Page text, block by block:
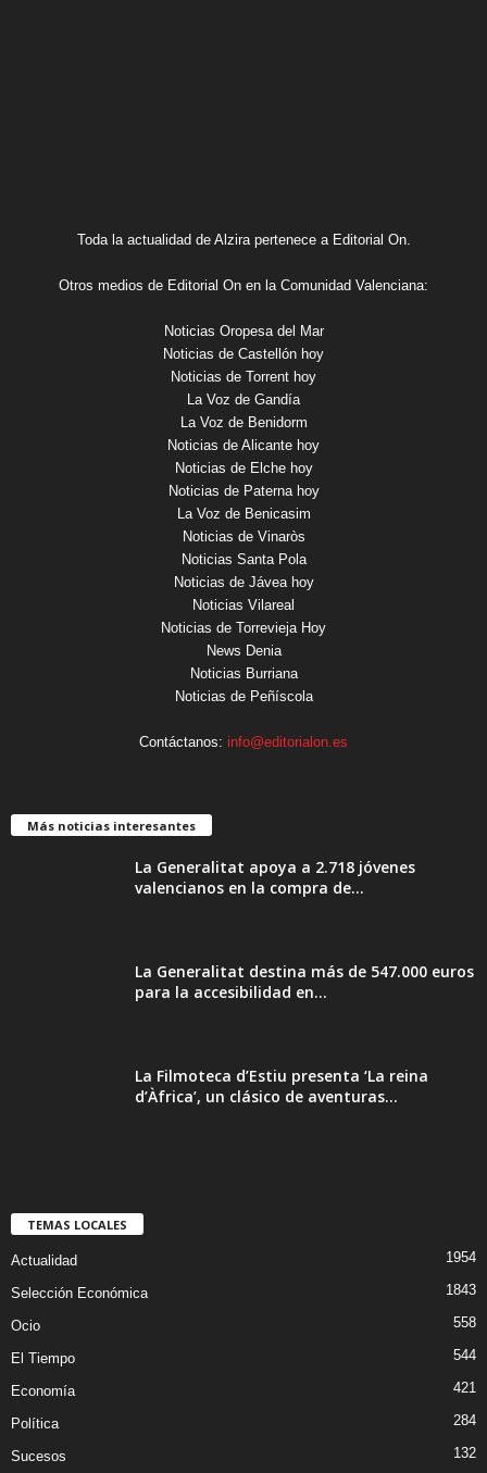
Toda la actualidad de Alzira pertenece a Editorial On.
Otros medios de Editorial On en la Comunidad Valenciana:
Noticias Oropesa del Mar
Noticias de Castellón hoy
Noticias de Torrent hoy
La Voz de Gandía
La Voz de Benidorm
Noticias de Alicante hoy
Noticias de Elche hoy
Noticias de Paterna hoy
La Voz de Benicasim
Noticias de Vinaròs
Noticias Santa Pola
Noticias de Jávea hoy
Noticias Vilareal
Noticias de Torrevieja Hoy
News Denia
Noticias Burriana
Noticias de Peñíscola
Contáctanos: info@editorialon.es
Más noticias interesantes
La Generalitat apoya a 2.718 jóvenes
valencianos en la compra de...
La Generalitat destina más de 547.000 euros
para la accesibilidad en...
La Filmoteca d’Estiu presenta ‘La reina
d’Àfrica’, un clásico de aventuras...
TEMAS LOCALES
Actualidad 1954
Selección Económica 1843
Ocio 558
El Tiempo 544
Economía 421
Política 284
Sucesos 132